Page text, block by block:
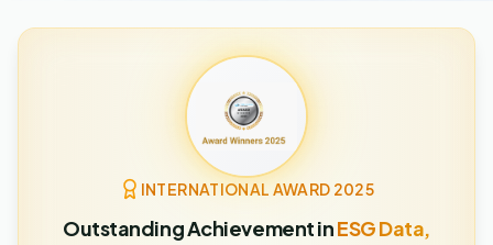
INTERNATIONAL AWARD 2025
Outstanding Achievement inESG Data,